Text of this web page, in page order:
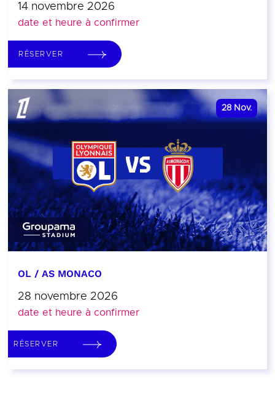
14 novembre 2026
date et heure à confirmer
RÉSERVER
28 Nov.
OL / AS MONACO
28 novembre 2026
date et heure à confirmer
RÉSERVER